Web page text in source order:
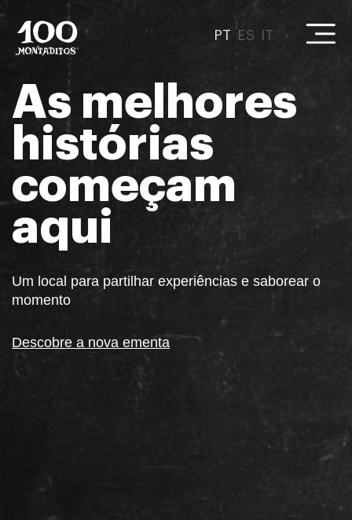
PT ES IT
As melhores
histórias
começam
aqui
Um local para partilhar experiências e saborear o
momento
Descobre a nova ementa